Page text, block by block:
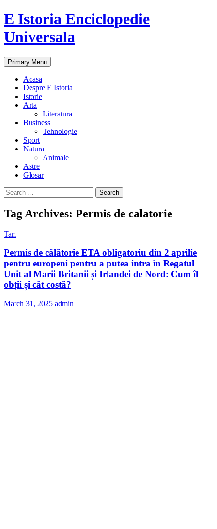
E Istoria Enciclopedie
Universala
Search
Primary Menu Skip
to
Acasa
Despre E Istoria
Istorie
Arta
Literatura
Business
Tehnologie
Sport
Natura
Animale
Astre
Glosar
Search
for:
Tag Archives: Permis de calatorie
Tari
Permis de călătorie ETA obligatoriu din 2 aprilie
pentru europeni pentru a putea intra în Regatul
Unit al Marii Britanii și Irlandei de Nord: Cum îl
obții și cât costă?
March 31, 2025 admin